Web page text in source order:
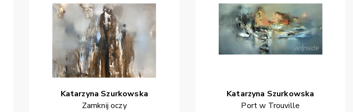
Katarzyna Szurkowska
Zamknij oczy
Katarzyna Szurkowska
Port w Trouville